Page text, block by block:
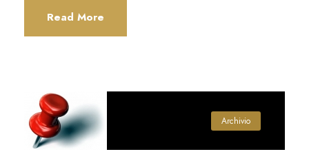
Read More
Archivio